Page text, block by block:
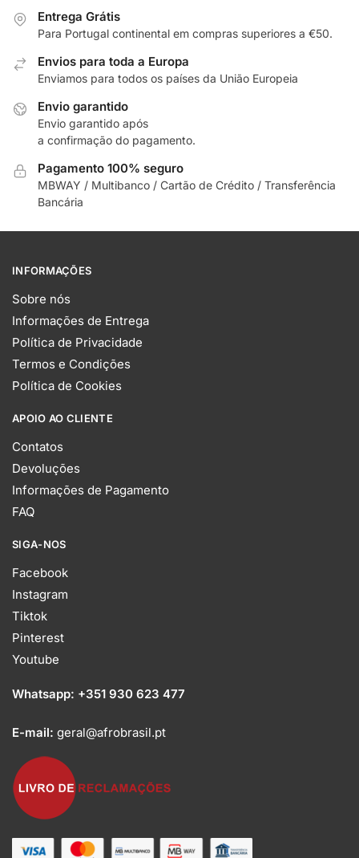
Entrega Grátis
Para Portugal continental em compras superiores a €50.
Envios para toda a Europa
Enviamos para todos os países da União Europeia
Envio garantido
Envio garantido após
a confirmação do pagamento.
Pagamento 100% seguro
MBWAY / Multibanco / Cartão de Crédito / Transferência
Bancária
INFORMAÇÕES
Sobre nós
Informações de Entrega
Política de Privacidade
Termos e Condições
Política de Cookies
APOIO AO CLIENTE
Contatos
Devoluções
Informações de Pagamento
FAQ
SIGA-NOS
Facebook
Instagram
Tiktok
Pinterest
Youtube
Whatsapp: +351 930 623 477
E-mail: geral@afrobrasil.pt